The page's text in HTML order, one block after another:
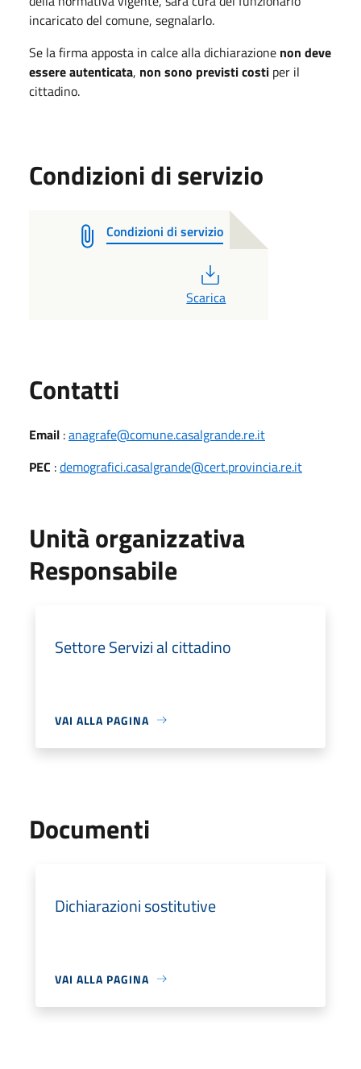
incaricato del comune, segnalarlo.
Se la firma apposta in calce alla dichiarazione non deve
essere autenticata, non sono previsti costi per il
cittadino.
Condizioni di servizio
Condizioni di servizio
Scarica
Contatti
Email :anagrafe@comune.casalgrande.re.it
PEC :demografici.casalgrande@cert.provincia.re.it
Unità organizzativa
Responsabile
Settore Servizi al cittadino
VAI ALLA PAGINA
Documenti
Dichiarazioni sostitutive
VAI ALLA PAGINA